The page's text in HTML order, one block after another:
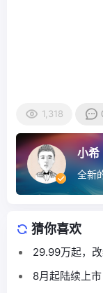
1,318
小希
全新
猜你喜欢
29.99万起，
8月起陆续上